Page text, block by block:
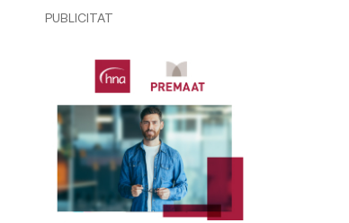
PUBLICITAT